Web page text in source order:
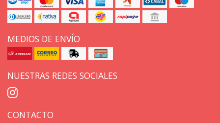
MEDIOS DE ENVÍO
NUESTRAS REDES SOCIALES
CONTACTO